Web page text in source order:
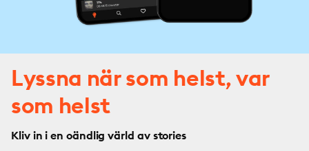
Lyssna när som helst, var
som helst
Kliv in i en oändlig värld av stories